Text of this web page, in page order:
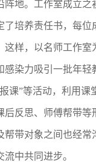
阵地。工作室成立之
了培养责任书，每位
这样，以名师工作室
感染力吸引一批年轻
课”等活动，利用课
后反思、师傅帮带等
帮带对象之间也经常
中共同进步。